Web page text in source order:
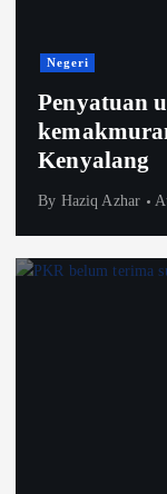
Negeri
Penyatuan
Kenyalang
By Haziq Azhar